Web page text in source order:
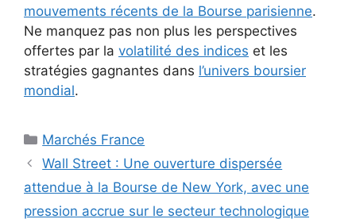
mouvements récents de la Bourse parisienne.
Ne manquez pas non plus les perspectives
offertes par la volatilité des indices et les
stratégies gagnantes dans l’univers boursier
mondial.
Catégories
Marchés France
Wall Street : Une ouverture dispersée
attendue à la Bourse de New York, avec une
pression accrue sur le secteur technologique